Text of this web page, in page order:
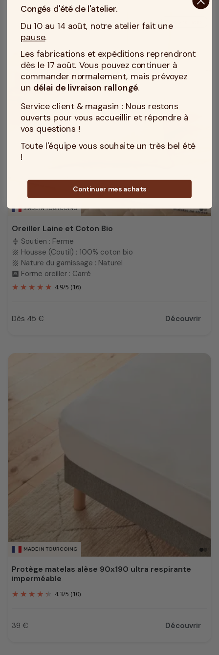
MADE IN TOURCOING
Oreiller Laine et Coton Bio
compress Soutien : Ferme
texture Housse (Coutil) : 100% coton bio
texture Nature du garnissage : Naturel
bedroom_child Forme oreiller : Carré
4.9/5 (16)
Prix
Dès 45 € Découvrir
MADE IN TOURCOING
Protège matelas alèse 90x190 ultra respirante
imperméable
4.3/5 (10)
Prix
39 € Découvrir
Congés d'été de l'atelier.
Du 10 au 14 août, notre atelier fait une
pause.
Les fabrications et expéditions reprendront
dès le 17 août. Vous pouvez continuer à
commander normalement, mais prévoyez
un délai de livraison rallongé.
Service client & magasin : Nous restons
ouverts pour vous accueillir et répondre à
vos questions !
Toute l'équipe vous souhaite un très bel été
!
Continuer mes achats